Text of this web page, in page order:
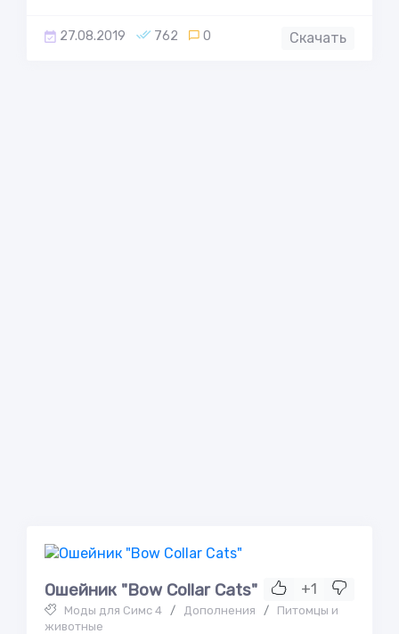
27.08.2019 762 0 Скачать
+1
Ошейник "Bow Collar Cats"
Моды для Симс 4 / Дополнения /
Питомцы и
животные